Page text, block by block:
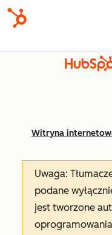
Witryna
Uwaga:
podane
jest tworzone